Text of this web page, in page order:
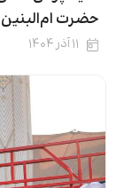
حضرت ام‌البنین
۱۱ آذر ۱۴۰۴